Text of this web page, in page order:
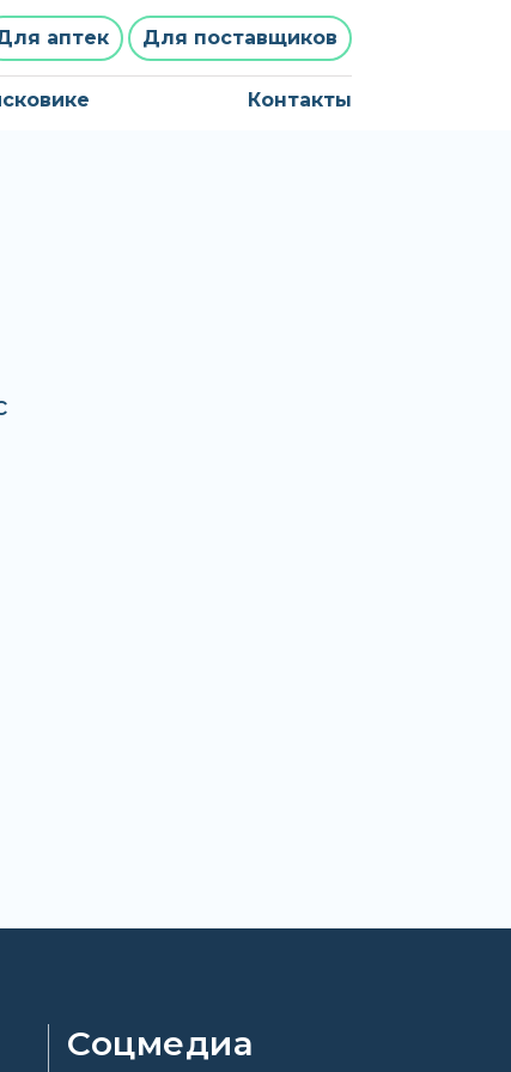
аптек Для поставщиков
Контакты
Соцмедиа